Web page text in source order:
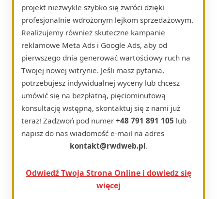
projekt niezwykle szybko się zwróci dzięki
profesjonalnie wdrożonym lejkom sprzedażowym.
Realizujemy również skuteczne kampanie
reklamowe Meta Ads i Google Ads, aby od
pierwszego dnia generować wartościowy ruch na
Twojej nowej witrynie. Jeśli masz pytania,
potrzebujesz indywidualnej wyceny lub chcesz
umówić się na bezpłatną, pięciominutową
konsultację wstępną, skontaktuj się z nami już
teraz! Zadzwoń pod numer +48 791 891 105 lub
napisz do nas wiadomość e-mail na adres
kontakt@rwdweb.pl.
Odwiedź Twoja Strona Online i dowiedz się
więcej